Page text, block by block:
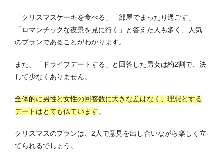
「クリスマスケーキを食べる」「部屋でまったり過ごす」
「ロマンチックな夜景を見に行く」と答えた人も多く、人気
のプランであることがわかります。
また、「ドライブデートする」と回答した男女は約2割で、決
して少なくありません。
全体的に男性と女性の回答数に大きな差はなく、理想とする
デートはとても似ています。
クリスマスのプランは、2人で意見を出し合いながら楽しく立
てられるでしょう。